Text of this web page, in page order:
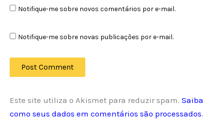
Notifique-me sobre novos comentários por e-mail.
Notifique-me sobre novas publicações por e-mail.
Este site utiliza o Akismet para reduzir spam. Saiba
como seus dados em comentários são processados.